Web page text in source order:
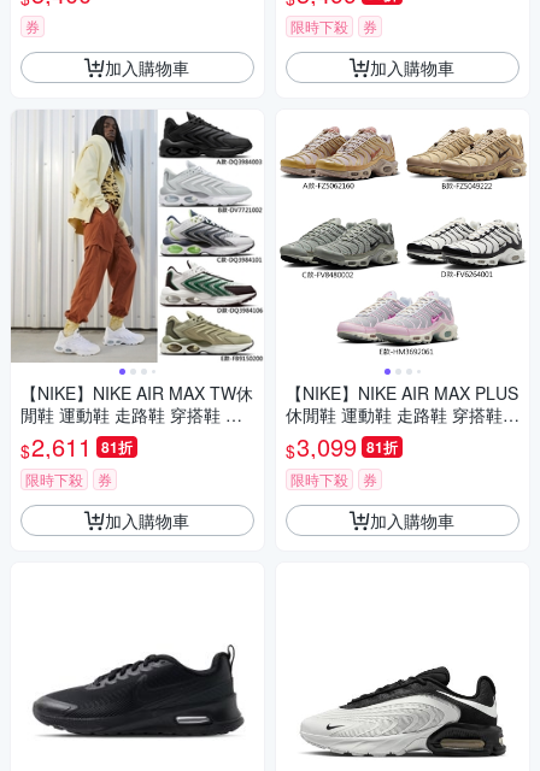
券
加入購物車
【NIKE】NIKE AIR MAX TW休
閒鞋 運動鞋 走路鞋 穿搭鞋 日
常穿搭 低筒 男女鞋 單一價
$2,611 81折
限時下殺 券
加入購物車
價
限時下殺 券
加入購物車
【NIKE】NIKE AIR MAX PLUS
休閒鞋 運動鞋 走路鞋 穿搭鞋
日常穿搭 低筒 男女鞋 單一價
$3,099 81折
限時下殺 券
加入購物車